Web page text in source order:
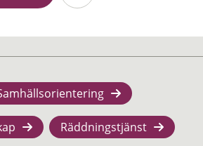
Räddningstjänst